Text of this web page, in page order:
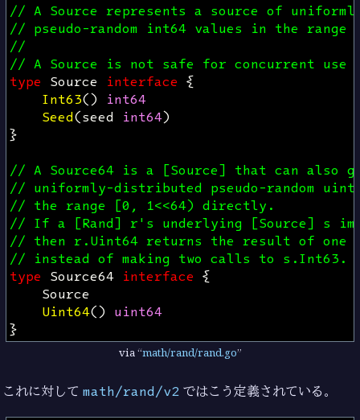
// A Source represents a source of
// pseudo-random int64 values in the range
//
// A Source is not safe for concurrent use
type Source interface {
Int63()
int64
Seed(seed int64)
}
// A Source64 is a [Source] that can also
// uniformly-distributed pseudo-random
// the range [0, 1<<64) directly.
// If a [Rand] r's underlying [Source] s
// then r.Uint64 returns the result of one
// instead of making two calls to s.Int63.
type Source64 interface {
Source
Uint64() uint64
}
via math/rand/rand.go
これに対してmath/rand/v2 ではこう定義されている。